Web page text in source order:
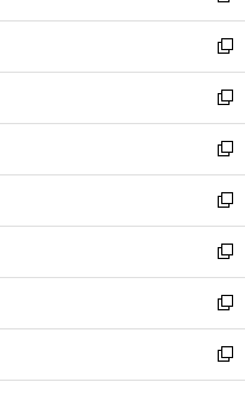
開
く
ン
ド
ウ
で
開
く
ウ
ィ
ン
ド
ウ
で
開
く
し
い
ウ
ィ
ン
ド
ウ
で
開
く
新
し
い
ウ
ィ
ン
ド
ウ
で
開
く
新
し
い
ウ
ィ
ン
ド
ウ
で
開
く
新
し
い
ウ
ィ
ン
ド
ウ
で
開
新
し
い
ウ
ィ
ン
ド
ウ
新
し
い
ウ
ィ
ン
新
し
い
ウ
新
し